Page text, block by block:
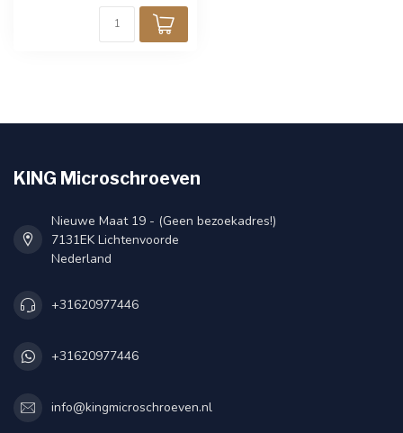
KING Microschroeven
Nieuwe Maat 19 - (Geen bezoekadres!)
7131EK Lichtenvoorde
Nederland
+31620977446
+31620977446
info@kingmicroschroeven.nl